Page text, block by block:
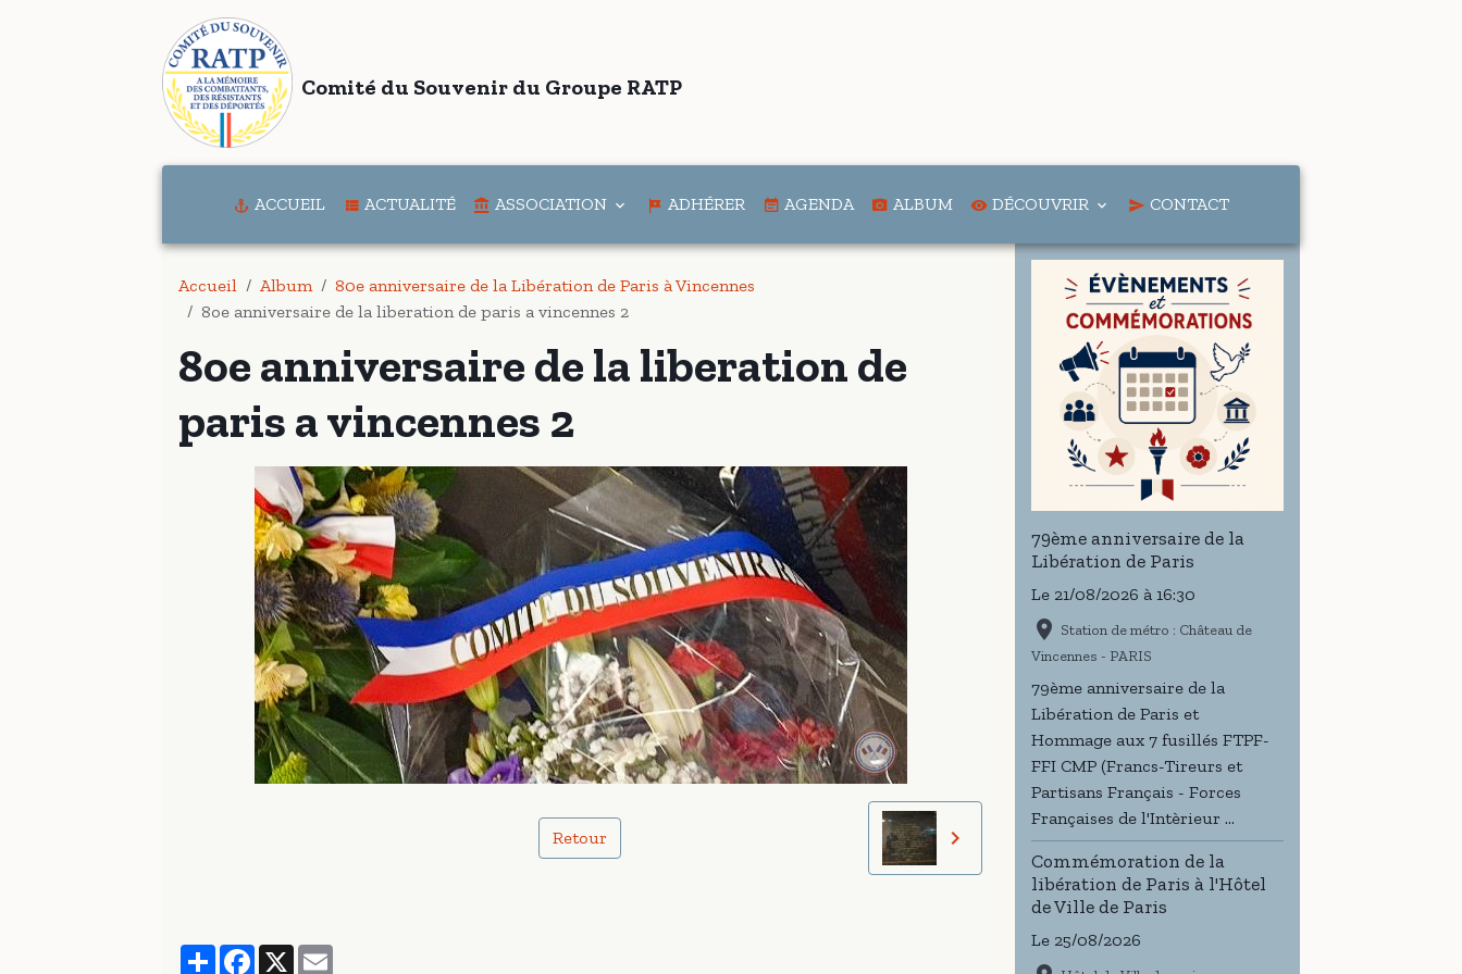
Comité du Souvenir du Groupe RATP
ACCUEIL ACTUALITÉ ASSOCIATION ADHÉRER AGENDA ALBUM DÉCOUVRIR CONTACT
Accueil Album
80e anniversaire de la Libération de Paris à Vincennes
8oe anniversaire de la liberation de paris a vincennes 2
8oe anniversaire de la liberation de
paris a vincennes 2
Retour
PartagerFacebook
X
79ème anniversaire de la
Libération de Paris
Le 21/08/2026 à 16:30
Station de métro : Château de
Vincennes - PARIS
79ème anniversaire de la
Libération de Paris et
Hommage aux 7 fusillés FTPF-
FFI CMP (Francs-Tireurs et
Partisans Français - Forces
Françaises de l'Intèrieur ...
Commémoration de la
libération de Paris à l'Hôtel
de Ville de Paris
Le 25/08/2026